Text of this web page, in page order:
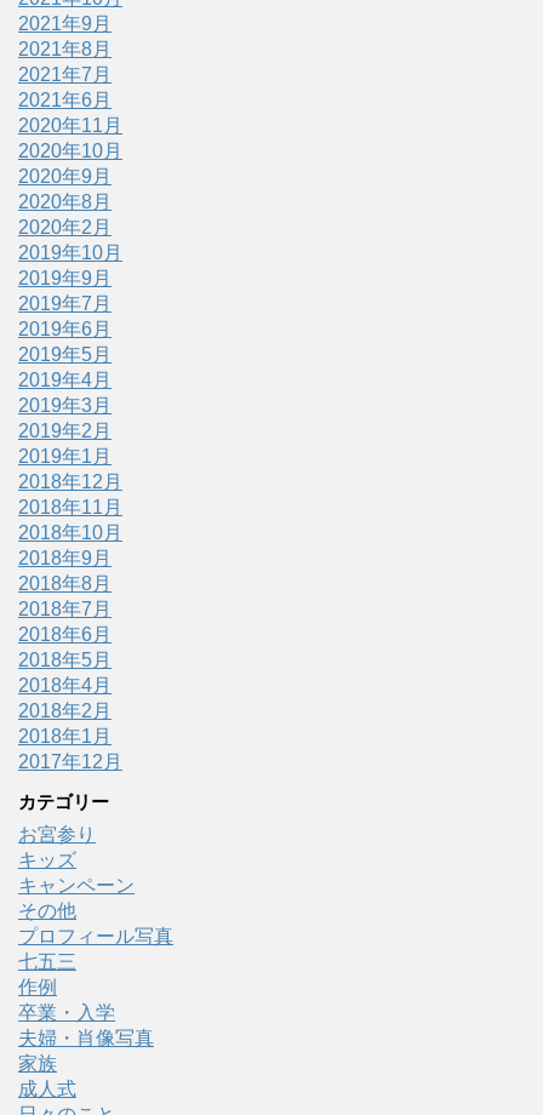
2021年9月
2021年8月
2021年7月
2021年6月
2020年11月
2020年10月
2020年9月
2020年8月
2020年2月
2019年10月
2019年9月
2019年7月
2019年6月
2019年5月
2019年4月
2019年3月
2019年2月
2019年1月
2018年12月
2018年11月
2018年10月
2018年9月
2018年8月
2018年7月
2018年6月
2018年5月
2018年4月
2018年2月
2018年1月
2017年12月
カテゴリー
お宮参り
キッズ
キャンペーン
その他
プロフィール写真
七五三
作例
卒業・入学
夫婦・肖像写真
家族
成人式